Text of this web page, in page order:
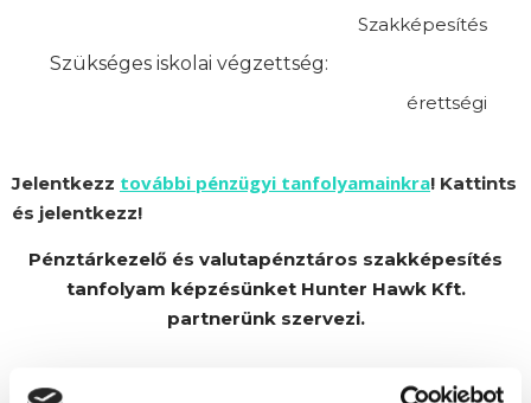
Szakképesítés
Szükséges iskolai végzettség:
érettségi
Jelentkezz további pénzügyi tanfolyamainkra! Kattints
és jelentkezz!
Pénztárkezelő és valutapénztáros szakképesítés
tanfolyam képzésünket Hunter Hawk Kft.
partnerünk szervezi.